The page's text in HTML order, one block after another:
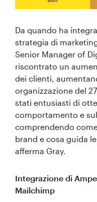
Da quando ha
strategia di
Senior Manager of
riscontrato un
dei clienti,
organizzazione del
stati entusiasti di
comportamento e
comprendendo
brand e cosa guida
afferma Gray.
Integrazione di
Mailchimp